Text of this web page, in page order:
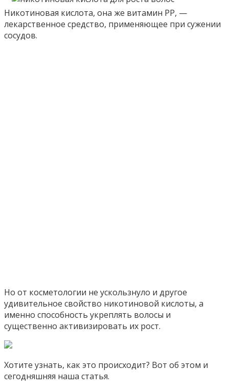
Никотиновая кислота, она же витамин РР, —
лекарственное средство, применяющее при сужении
сосудов.
Но от косметологии не ускользнуло и другое
удивительное свойство никотиновой кислоты, а
именно способность укреплять волосы и
существенно активизировать их рост.
Хотите узнать, как это происходит? Вот об этом и
сегодняшняя наша статья.